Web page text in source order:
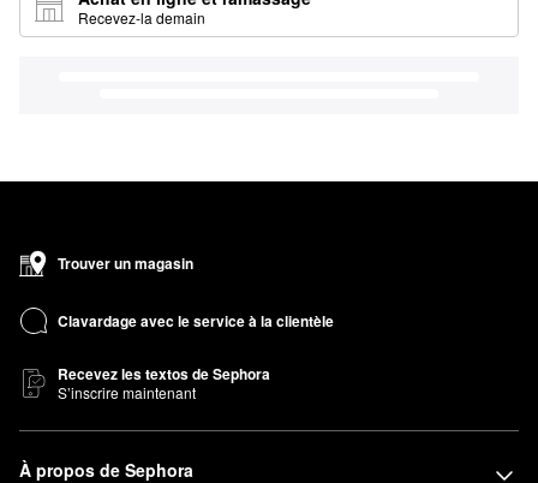
Recevez-la demain
Trouver un magasin
Clavardage avec le service à la clientèle
Recevez les textos de Sephora
S’inscrire maintenant
À propos de Sephora